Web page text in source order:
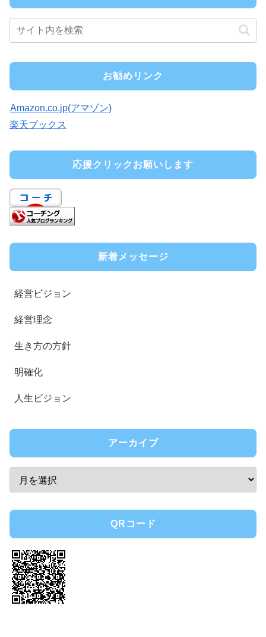
お勧めリンク
Amazon.co.jp(アマゾン)
楽天ブックス
応援クリックお願いします
新着メッセージ
経営ビジョン
経営理念
生き方の方針
明確化
人生ビジョン
アーカイブ
QRコード